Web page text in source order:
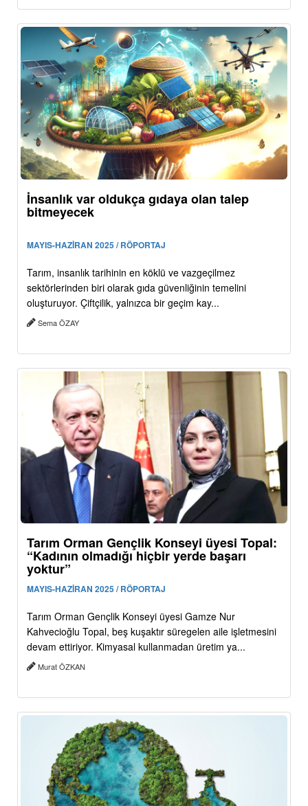
İnsanlık var oldukça gıdaya olan talep
bitmeyecek
MAYIS-HAZİRAN 2025 / RÖPORTAJ
Tarım, insanlık tarihinin en köklü ve vazgeçilmez
sektörlerinden biri olarak gıda güvenliğinin temelini
oluşturuyor. Çiftçilik, yalnızca bir geçim kay...
Sema ÖZAY
Tarım Orman Gençlik Konseyi üyesi Topal:
“Kadının olmadığı hiçbir yerde başarı
yoktur”
MAYIS-HAZİRAN 2025 / RÖPORTAJ
Tarım Orman Gençlik Konseyi üyesi Gamze Nur
Kahvecioğlu Topal, beş kuşaktır süregelen aile işletmesini
devam ettiriyor. Kimyasal kullanmadan üretim ya...
Murat ÖZKAN